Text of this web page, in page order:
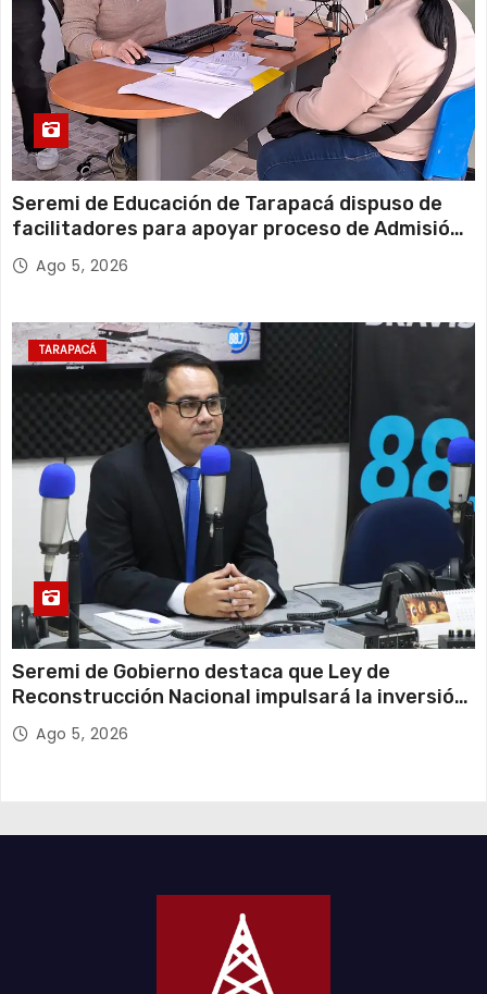
Seremi de Educación de Tarapacá dispuso de
facilitadores para apoyar proceso de Admisión
Escolar 2027
Ago 5, 2026
TARAPACÁ
Seremi de Gobierno destaca que Ley de
Reconstrucción Nacional impulsará la inversión
y el empleo en Tarapacá
Ago 5, 2026